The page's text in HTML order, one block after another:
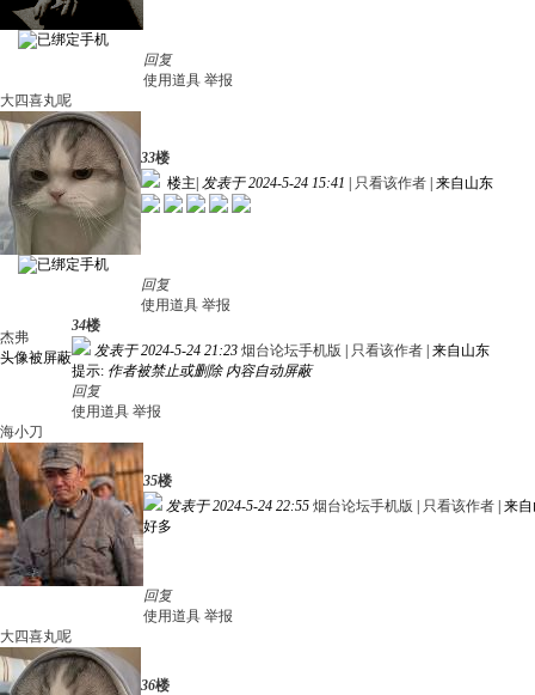
回复
使用道具 举报
大四喜丸呢
33楼
楼主 发表于 2024-5-24 15:41 只看该作者 来自山东
回复
使用道具 举报
杰弗
头像被屏蔽
34楼
发表于 2024-5-24 21:23 烟台论坛手机版 只看该作者 来自山东
提示: 作者被禁止或删除 内容自动屏蔽
回复
使用道具 举报
海小刀
35楼
发表于 2024-5-24 22:55 烟台论坛手机版 只看该作者 来
好多
回复
使用道具 举报
大四喜丸呢
36楼